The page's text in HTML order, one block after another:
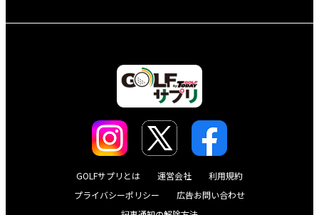
GOLFサプリとは 運営会社
利用規約
プライバシーポリシー
広告お問い合わせ